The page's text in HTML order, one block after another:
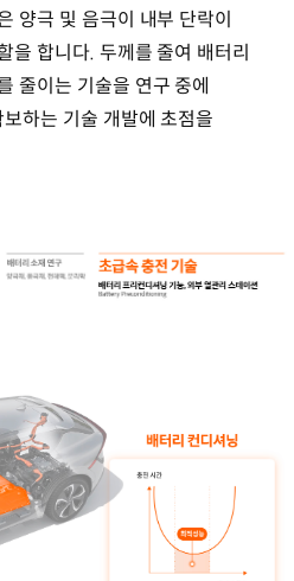
양극 및 음극이 내부 단락이
을 합니다. 두께를 줄여 배터리
줄이는 기술을 연구 중에
하는 기술 개발에 초점을